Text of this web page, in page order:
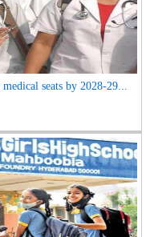
seats by 2028-29...